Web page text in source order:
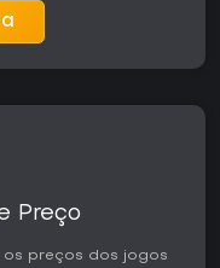
Preço
preços dos jogos